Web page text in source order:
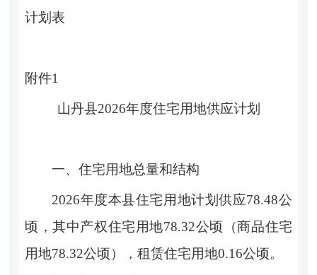
计划表
附件1
山丹县2026年度住宅用地供应计划
一、 住宅用地总量和结构
2026年度本县住宅用地计划供应78.48公
顷，其中产权住宅用地78.32公顷 （商品住宅
用地78.32公顷）， 租赁住宅用地0.16公顷。